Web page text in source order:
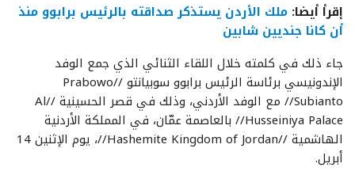
إقرأ أيضا: ملك الأردن يستذكر صداقته بالرئيس برابوو منذ
أن كانا جنديين شابين
جاء ذلك في كلمته خلال اللقاء الثنائي الذي جمع الوفد
الإندونيسي برئاسة الرئيس برابوو سوبيانتو //Prabowo
Subianto// مع الوفد الأردني، وذلك في قصر الحسينية //Al
Husseiniya Palace// بالعاصمة عمّان، في المملكة الأردنية
الهاشمية //Hashemite Kingdom of Jordan//، يوم الإثنين 14
أبريل.